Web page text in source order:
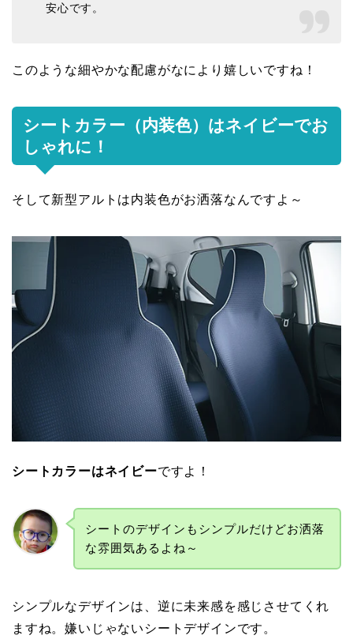
安心です。
このような細やかな配慮がなにより嬉しいですね！
シートカラー（内装色）はネイビーでお
しゃれに！
そして新型アルトは内装色がお洒落なんですよ～
シートカラーはネイビーですよ！
シートのデザインもシンプルだけどお洒落
な雰囲気あるよね～
シンプルなデザインは、逆に未来感を感じさせてくれ
ますね。嫌いじゃないシートデザインです。